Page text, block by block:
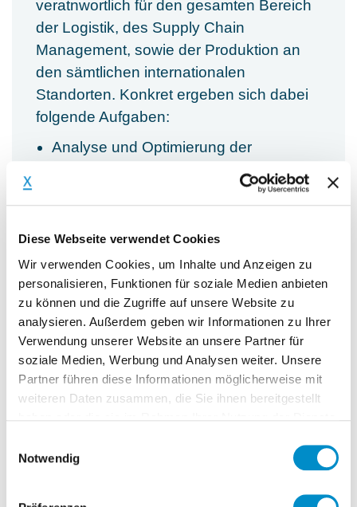
Diese Webseite verwendet Cookies
Wir verwenden Cookies, um Inhalte und Anzeigen zu
personalisieren, Funktionen für soziale Medien anbieten
zu können und die Zugriffe auf unsere Website zu
analysieren. Außerdem geben wir Informationen zu Ihrer
Verwendung unserer Website an unsere Partner für
soziale Medien, Werbung und Analysen weiter. Unsere
Partner führen diese Informationen möglicherweise mit
weiteren Daten zusammen, die Sie ihnen bereitgestellt
Notwendig
veratnwortlich für den gesamten Bereich
der Logistik, des Supply Chain
Management, sowie der Produktion an
den sämtlichen internationalen
Standorten. Konkret ergeben sich dabei
folgende Aufgaben:
Analyse und Optimierung der
Produktionsabläufe, sowie der Supply
Analyse der aktuellen Logistik zum
Kunden, Rückholung der Container
und permanente Optimierung der
Logistik
Entwicklung von
Einsparungspotenzialen (z. B.
Logistikkosten, Standortkosten)
Entscheidung über
versus Outsourcing